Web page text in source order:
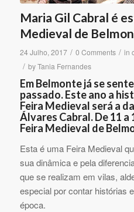
Maria Gil Cabral é
Medieval de
24 Julho, 2017 / 0 Comments / in
/ byTania Fernandes
Em Belmonte já se
passado. Este ano a
Feira Medieval será a
Álvares Cabral. De 11
Feira Medieval de
Esta é uma Feira Medieval
sua dinâmica e pela
que se realizam em vilas,
especial por contar histórias
época.